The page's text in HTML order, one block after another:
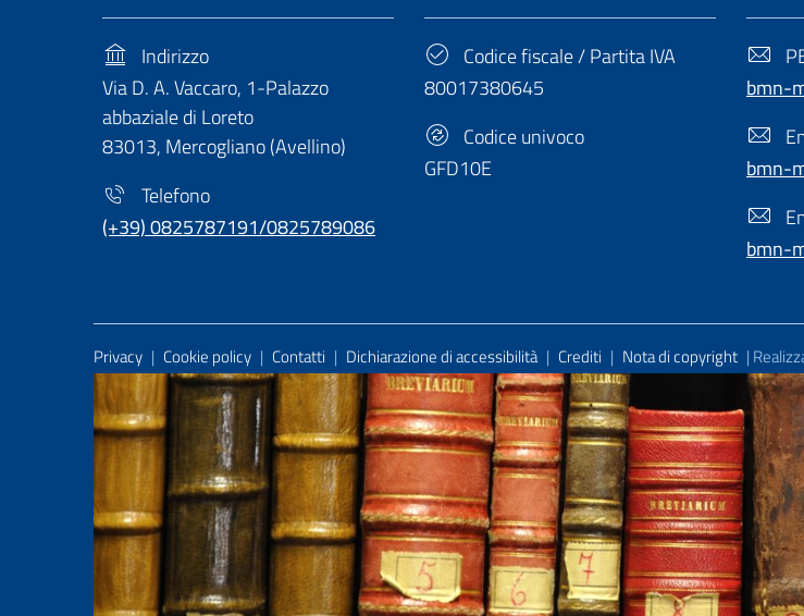
Indirizzo
Via D. A. Vaccaro, 1-Palazzo
abbaziale di Loreto
83013, Mercogliano (Avellino)
Telefono
(+39) 0825787191/0825789086
Codice fiscale / Partita IVA
80017380645
Codice univoco
GFD10E
bmn-
bmn-
bmn-
Useful Links Section
Privacy | Cookie policy | Contatti | Dichiarazione di accessibilità | Crediti | Nota di copyright |